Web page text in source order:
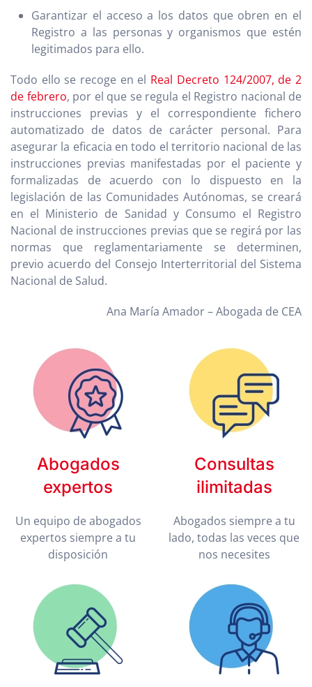
Garantizar el acceso a los datos que obren en el
Registro a las personas y organismos que estén
legitimados para ello.
Todo ello se recoge en el Real Decreto 124/2007, de 2
de febrero, por el que se regula el Registro nacional de
instrucciones previas y el correspondiente fichero
automatizado de datos de carácter personal. Para
asegurar la eficacia en todo el territorio nacional de las
instrucciones previas manifestadas por el paciente y
formalizadas de acuerdo con lo dispuesto en la
legislación de las Comunidades Autónomas, se creará
en el Ministerio de Sanidad y Consumo el Registro
Nacional de instrucciones previas que se regirá por las
normas que reglamentariamente se determinen,
previo acuerdo del Consejo Interterritorial del Sistema
Nacional de Salud.
Ana María Amador – Abogada de CEA
Abogados
expertos
Un equipo de abogados
expertos siempre a tu
disposición
Consultas
ilimitadas
Abogados siempre a tu
lado, todas las veces que
nos necesites